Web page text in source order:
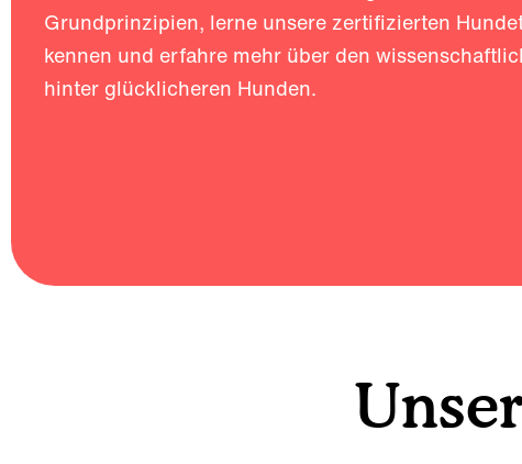
Grundprinzipien, lerne unsere zertifizierten
kennen und erfahre mehr über den
hinter glücklicheren Hunden.